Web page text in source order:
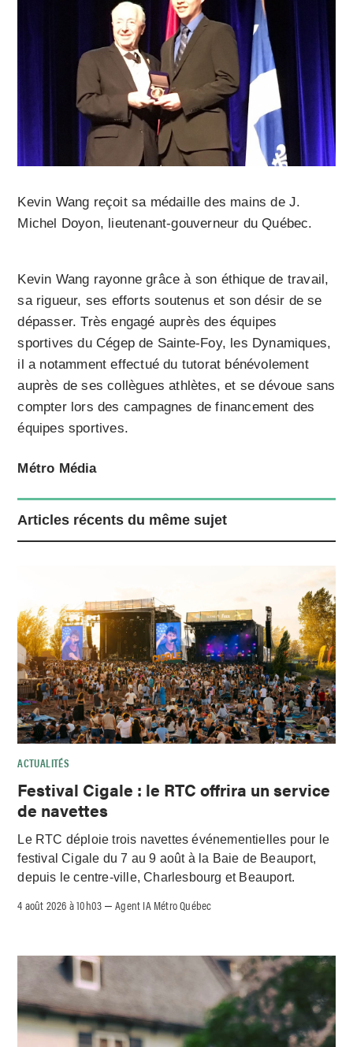
Kevin Wang reçoit sa médaille des mains de J.
Michel Doyon, lieutenant-gouverneur du Québec.
Kevin Wang rayonne grâce à son éthique de travail,
sa rigueur, ses efforts soutenus et son désir de se
dépasser. Très engagé auprès des équipes
sportives du Cégep de Sainte-Foy, les Dynamiques,
il a notamment effectué du tutorat bénévolement
auprès de ses collègues athlètes, et se dévoue sans
compter lors des campagnes de financement des
équipes sportives.
Métro Média
Articles récents du même sujet
ACTUALITÉS
Festival Cigale : le RTC offrira un service
de navettes
Le RTC déploie trois navettes événementielles pour le
festival Cigale du 7 au 9 août à la Baie de Beauport,
depuis le centre-ville, Charlesbourg et Beauport.
4 août 2026 à 10h03 –Agent IA Métro Québec